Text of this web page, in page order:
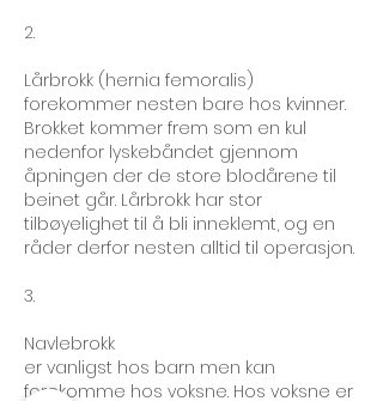
2.
Lårbrokk (hernia femoralis)
forekommer nesten bare hos kvinner.
Brokket kommer frem som en kul
nedenfor lyskebåndet gjennom
åpningen der de store blodårene til
beinet går. Lårbrokk har stor
tilbøyelighet til å bli inneklemt, og en
råder derfor nesten alltid til operasjon.
3.
Navlebrokk
er vanligst hos barn men kan
forekomme hos voksne. Hos voksne er